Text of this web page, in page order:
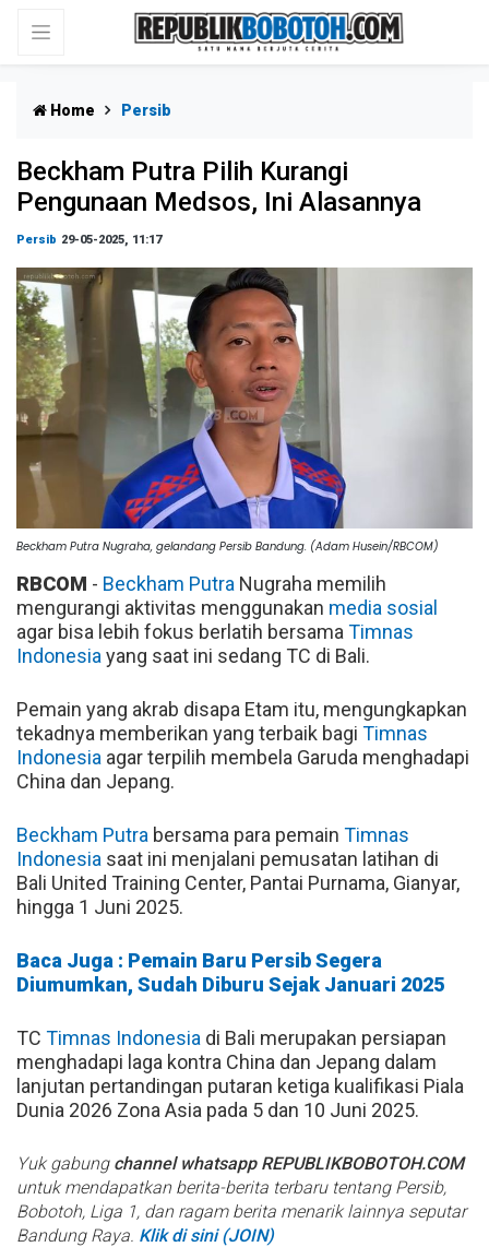
Home Persib
Beckham Putra Pilih Kurangi
Pengunaan Medsos, Ini Alasannya
Persib 29-05-2025, 11:17
Beckham Putra Nugraha, gelandang Persib Bandung. (Adam Husein/RBCOM)
RBCOM - Beckham Putra Nugraha memilih
mengurangi aktivitas menggunakan media sosial
agar bisa lebih fokus berlatih bersama Timnas
Indonesia yang saat ini sedang TC di Bali.
Pemain yang akrab disapa Etam itu, mengungkapkan
tekadnya memberikan yang terbaik bagi Timnas
Indonesia agar terpilih membela Garuda menghadapi
China dan Jepang.
Beckham Putra bersama para pemain Timnas
Indonesia saat ini menjalani pemusatan latihan di
Bali United Training Center, Pantai Purnama, Gianyar,
hingga 1 Juni 2025.
Baca Juga : Pemain Baru Persib Segera
Diumumkan, Sudah Diburu Sejak Januari 2025
TC Timnas Indonesia di Bali merupakan persiapan
menghadapi laga kontra China dan Jepang dalam
lanjutan pertandingan putaran ketiga kualifikasi Piala
Dunia 2026 Zona Asia pada 5 dan 10 Juni 2025.
Yuk gabung channel whatsapp REPUBLIKBOBOTOH.COM
untuk mendapatkan berita-berita terbaru tentang Persib,
Bobotoh, Liga 1, dan ragam berita menarik lainnya seputar
Bandung Raya. Klik di sini (JOIN)